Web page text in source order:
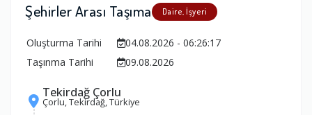
Şehirler Arası Taşıma Daire, İşyeri
Oluşturma Tarihi
04.08.2026 - 06:26:17
Taşınma Tarihi
09.08.2026
Tekirdağ Çorlu
Çorlu, Tekirdağ, Türkiye